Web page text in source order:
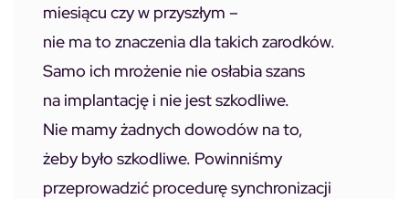
miesiącu czy w przyszłym –
nie ma to znaczenia dla takich zarodków.
Samo ich mrożenie nie osłabia szans
na implantację i nie jest szkodliwe.
Nie mamy żadnych dowodów na to,
żeby było szkodliwe. Powinniśmy
przeprowadzić procedurę synchronizacji